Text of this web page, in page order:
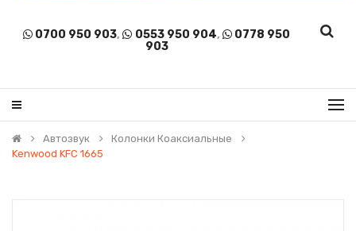
0700 950 903, 0553 950 904,
0778 950
903
Автозвук
Колонки Коаксиальные
Kenwood KFC 1665